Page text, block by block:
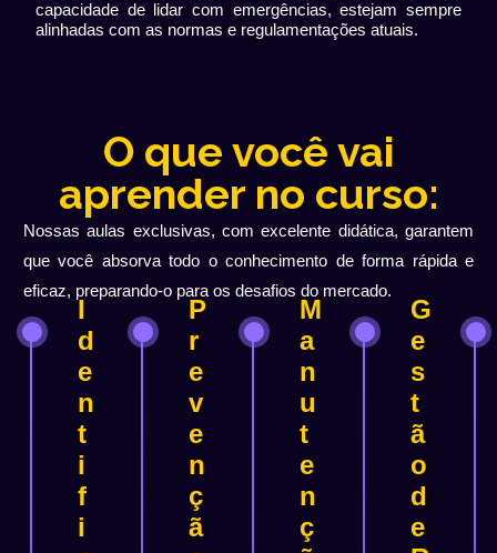
capacidade de lidar com emergências, estejam sempre
alinhadas com as normas e regulamentações atuais.
O que você vai
aprender no curso:
Nossas aulas exclusivas, com excelente didática, garantem
que você absorva todo o conhecimento de forma rápida e
eficaz, preparando-o para os desafios do mercado.
I
d
e
n
t
i
f
i
P
r
e
v
e
n
ç
ã
M
a
n
u
t
e
n
ç
G
e
s
t
ã
o
d
e